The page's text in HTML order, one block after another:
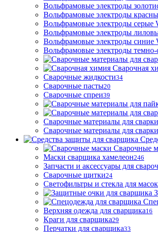
Вольфрамовые электроды
Вольфрамовые электроды
Вольфрамовые электроды серые
Вольфрамовые электроды
Вольфрамовые электроды синие
Вольфрамовые электроды
Сварочная
Сварочные жидкости34
Сварочные пасты20
Сварочные спреи39
Сварочные материалы для
Сварочные материалы для
Сварочные
Маски сварщика хамелеон246
Запчасти и аксессуары для
Сварочные щитки24
Светофильтры и стекла для
Верхняя одежда для сварщика16
Краги для сварщика29
Перчатки для сварщика33